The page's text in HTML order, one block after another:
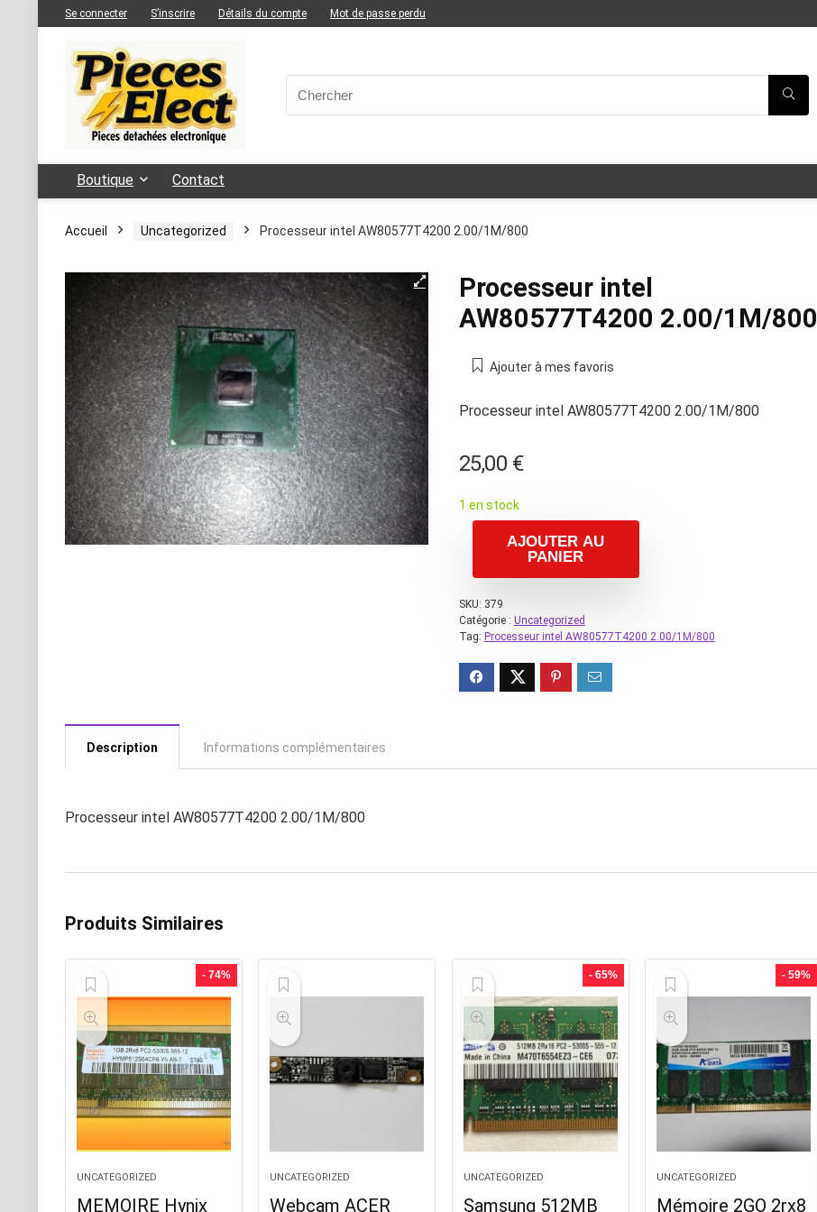
Se connecter S’inscrire Détails du compte Mot de passe perdu
Boutique Contact
Accueil Uncategorized Processeur intel AW80577T4200 2.00/1M/800
Processeur intel
AW80577T4200 2.00/1M/800
Ajouter à mes favoris
Processeur intel AW80577T4200 2.00/1M/800
25,00 €
1 en stock
AJOUTER AU
PANIER
SKU: 379
Catégorie : Uncategorized
Tag: Processeur intel AW80577T4200 2.00/1M/800
Description Informations complémentaires
Processeur intel AW80577T4200 2.00/1M/800
Produits Similaires
- 74%
UNCATEGORIZED
MEMOIRE Hynix
UNCATEGORIZED
Webcam ACER
- 65%
UNCATEGORIZED
Samsung 512MB
- 59%
UNCATEGORIZED
Mémoire 2GO 2rx8